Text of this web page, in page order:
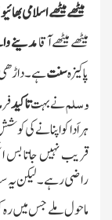
میٹھے میٹھے اسلامی
میٹھے میٹھے آقامدینے
پاکیزہسنتہے۔
وسلمنے بہتتاکید
ہر اَدا کواپنانے کی
قریب نہیں جاتا بس
راضی رہے۔ لیکن یہ
ماحول ملے جس میں